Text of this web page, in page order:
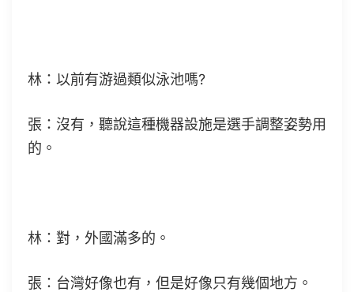
林：以前有游過類似泳池嗎?
張：沒有，聽說這種機器設施是選手調整姿勢用
的。
林：對，外國滿多的。
張：台灣好像也有，但是好像只有幾個地方。